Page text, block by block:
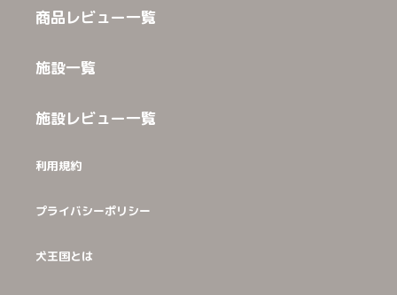
商品レビュー一覧
施設一覧
施設レビュー一覧
利用規約
プライバシーポリシー
犬王国とは